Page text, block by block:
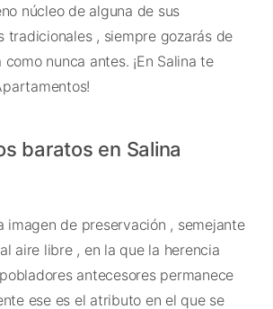
núcleo de alguna de sus
tradicionales , siempre gozarás de
nunca antes. ¡En Salina te
baratos en Salina
imagen de preservación , semejante
aire libre , en la que la herencia
antecesores permanece
ese es el atributo en el que se